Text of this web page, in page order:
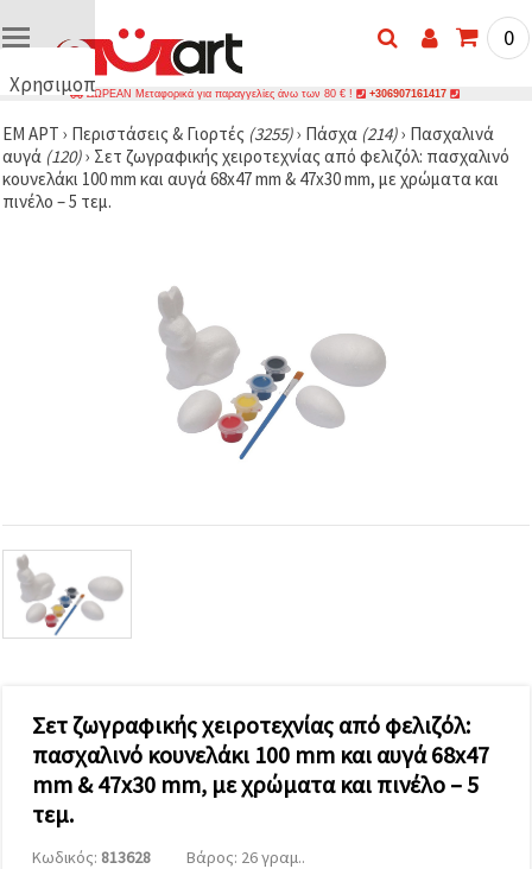
Χρησιμοποιούμε
🍪
Χρησιμοποιούμε
cookies και
παρόμοιες
την
και να
προβάλλουμε
πιο σχετικό
περιεχόμενο
και
τη βοήθεια
των
συνεργατών
μας για
αναλύσεις
μάρκετινγκ.
Μπορείτε
0
ΔΩΡΕΑΝ Μεταφορικά για παραγγελίες άνω των 80 € ! +306907161417
ΕΜ ΑΡΤ › Περιστάσεις & Γιορτές (3255)› Πάσχα (214)› Πασχαλινά
αυγά (120)› Σετ ζωγραφικής χειροτεχνίας από φελιζόλ: πασχαλινό
κουνελάκι 100 mm και αυγά 68x47 mm & 47x30 mm, με χρώματα και
πινέλο – 5 τεμ.
Σετ ζωγραφικής χειροτεχνίας από φελιζόλ:
πασχαλινό κουνελάκι 100 mm και αυγά 68x47
mm & 47x30 mm, με χρώματα και πινέλο – 5
τεμ.
Κωδικός: 813628
Βάρος: 26 γραμ..